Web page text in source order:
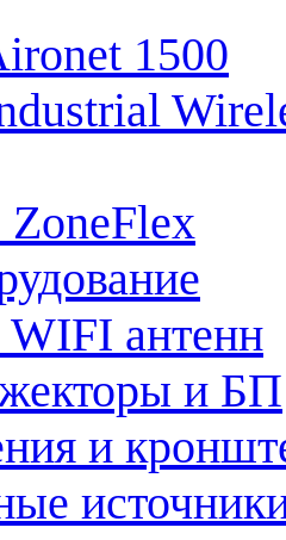
1500
ZoneFlex
WIFI антенн
и БП
и